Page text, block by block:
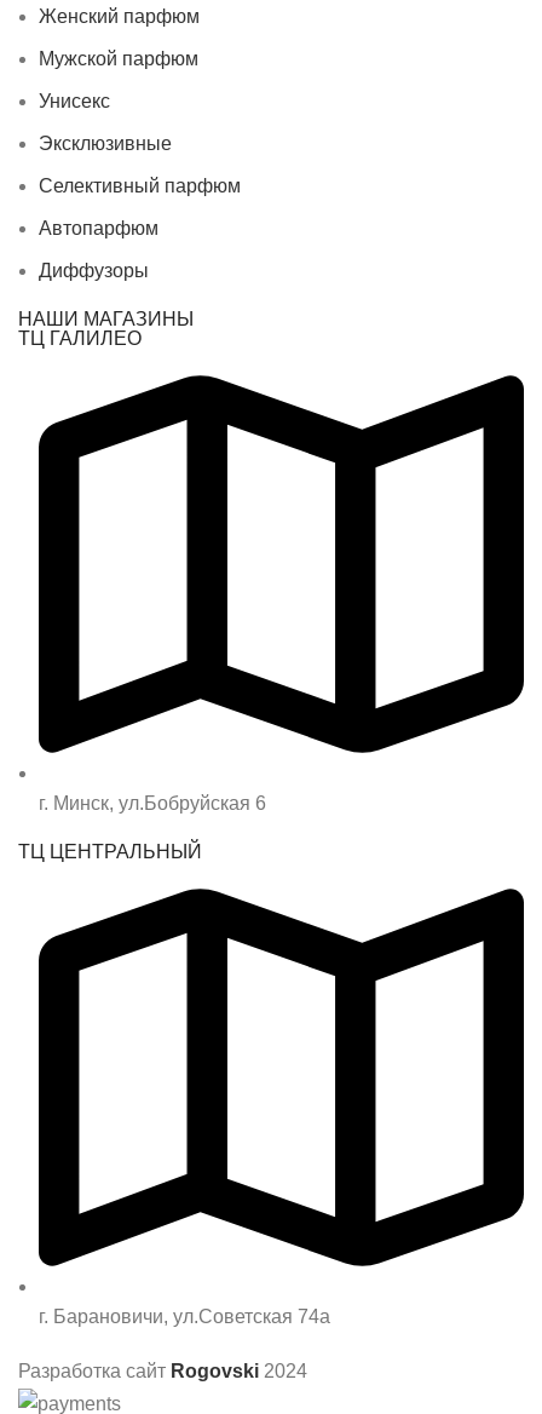
Женский парфюм
Мужской парфюм
Унисекс
Эксклюзивные
Селективный парфюм
Автопарфюм
Диффузоры
НАШИ МАГАЗИНЫ
ТЦ ГАЛИЛЕО
г. Минск, ул.Бобруйская 6
ТЦ ЦЕНТРАЛЬНЫЙ
г. Барановичи, ул.Советская 74а
Разработка сайт Rogovski 2024